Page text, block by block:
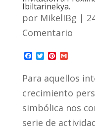
Ibiltarinekya.
por MikelIBg |
Comentario
F
e
o
k
T
t
e
r
P
t
r
s
G
i
Para aquellos
crecimiento
simbólica nos
serie de